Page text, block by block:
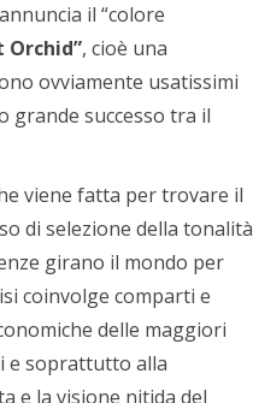
il “colore
Orchid”, cioè una
ovviamente usatissimi
grande successo tra il
viene fatta per trovare il
di selezione della tonalità
girano il mondo per
coinvolge comparti e
delle maggiori
e soprattutto alla
e la visione nitida del